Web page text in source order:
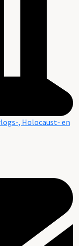
, Holocaust- en